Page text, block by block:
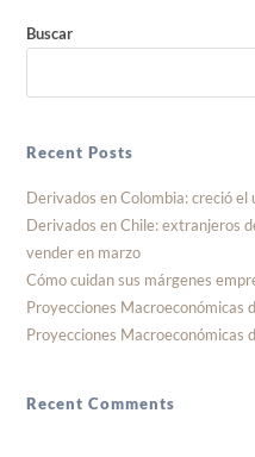
Buscar
Recent Posts
Derivados en Colombia: creció el
Derivados en Chile: extranjeros
vender en marzo
Cómo cuidan sus márgenes
Proyecciones Macroeconómicas
Proyecciones Macroeconómicas
Recent Comments